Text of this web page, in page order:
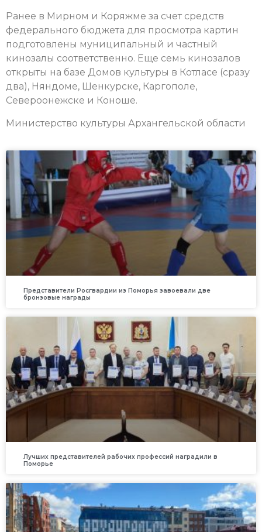
Ранее в Мирном и Коряжме за счет средств
федерального бюджета для просмотра картин
подготовлены муниципальный и частный
кинозалы соответственно. Еще семь кинозалов
открыты на базе Домов культуры в Котласе (сразу
два), Няндоме, Шенкурске, Каргополе,
Североонежске и Коноше.
Министерство культуры Архангельской области
Представители Росгвардии из Поморья завоевали две
бронзовые награды
Лучших представителей рабочих профессий наградили в
Поморье